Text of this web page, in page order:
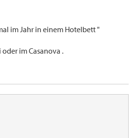
im Jahr in einem Hotelbett "
im Casanova .